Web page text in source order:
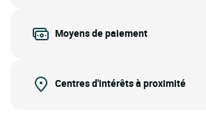
Moyens de paiement
Centres d'intérêts à proximité